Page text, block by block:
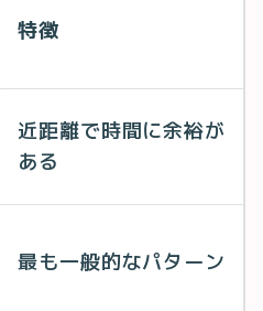
特徴
近距離で時間に余裕が
ある
最も一般的なパターン